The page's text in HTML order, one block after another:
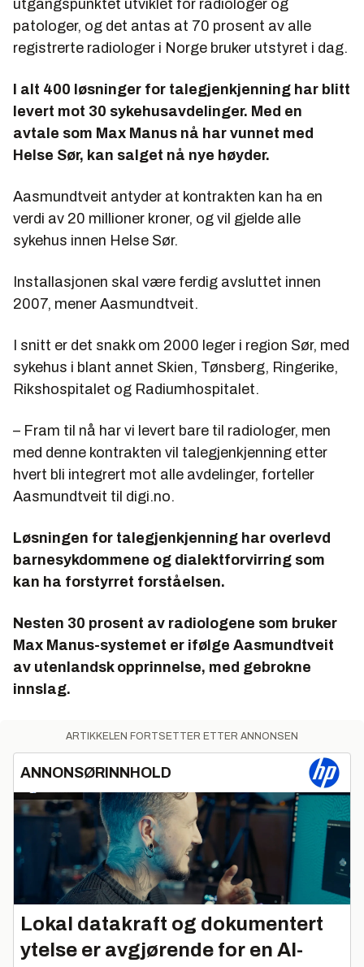
utgangspunktet utviklet for radiologer og
patologer, og det antas at 70 prosent av alle
registrerte radiologer i Norge bruker utstyret i dag.
I alt 400 løsninger for talegjenkjenning har blitt
levert mot 30 sykehusavdelinger. Med en
avtale som Max Manus nå har vunnet med
Helse Sør, kan salget nå nye høyder.
Aasmundtveit antyder at kontrakten kan ha en
verdi av 20 millioner kroner, og vil gjelde alle
sykehus innen Helse Sør.
Installasjonen skal være ferdig avsluttet innen
2007, mener Aasmundtveit.
I snitt er det snakk om 2000 leger i region Sør, med
sykehus i blant annet Skien, Tønsberg, Ringerike,
Rikshospitalet og Radiumhospitalet.
– Fram til nå har vi levert bare til radiologer, men
med denne kontrakten vil talegjenkjenning etter
hvert bli integrert mot alle avdelinger, forteller
Aasmundtveit til digi.no.
Løsningen for talegjenkjenning har overlevd
barnesykdommene og dialektforvirring som
kan ha forstyrret forståelsen.
Nesten 30 prosent av radiologene som bruker
Max Manus-systemet er ifølge Aasmundtveit
av utenlandsk opprinnelse, med gebrokne
innslag.
ARTIKKELEN FORTSETTER ETTER ANNONSEN
ANNONSØRINNHOLD
Lokal datakraft og dokumentert
ytelse er avgjørende for en AI-